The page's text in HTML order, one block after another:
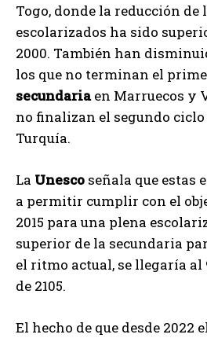
Togo, donde la reducción de
escolarizados ha sido
2000. También han
los que no terminan el
secundariaen Marruecos y
no finalizan el segundo ciclo
Turquía.
La Unesco señala que estas
a permitir cumplir con el
2015 para una plena
superior de la secundaria
el ritmo actual, se llegaría al
de 2105.
El hecho de que desde 2022